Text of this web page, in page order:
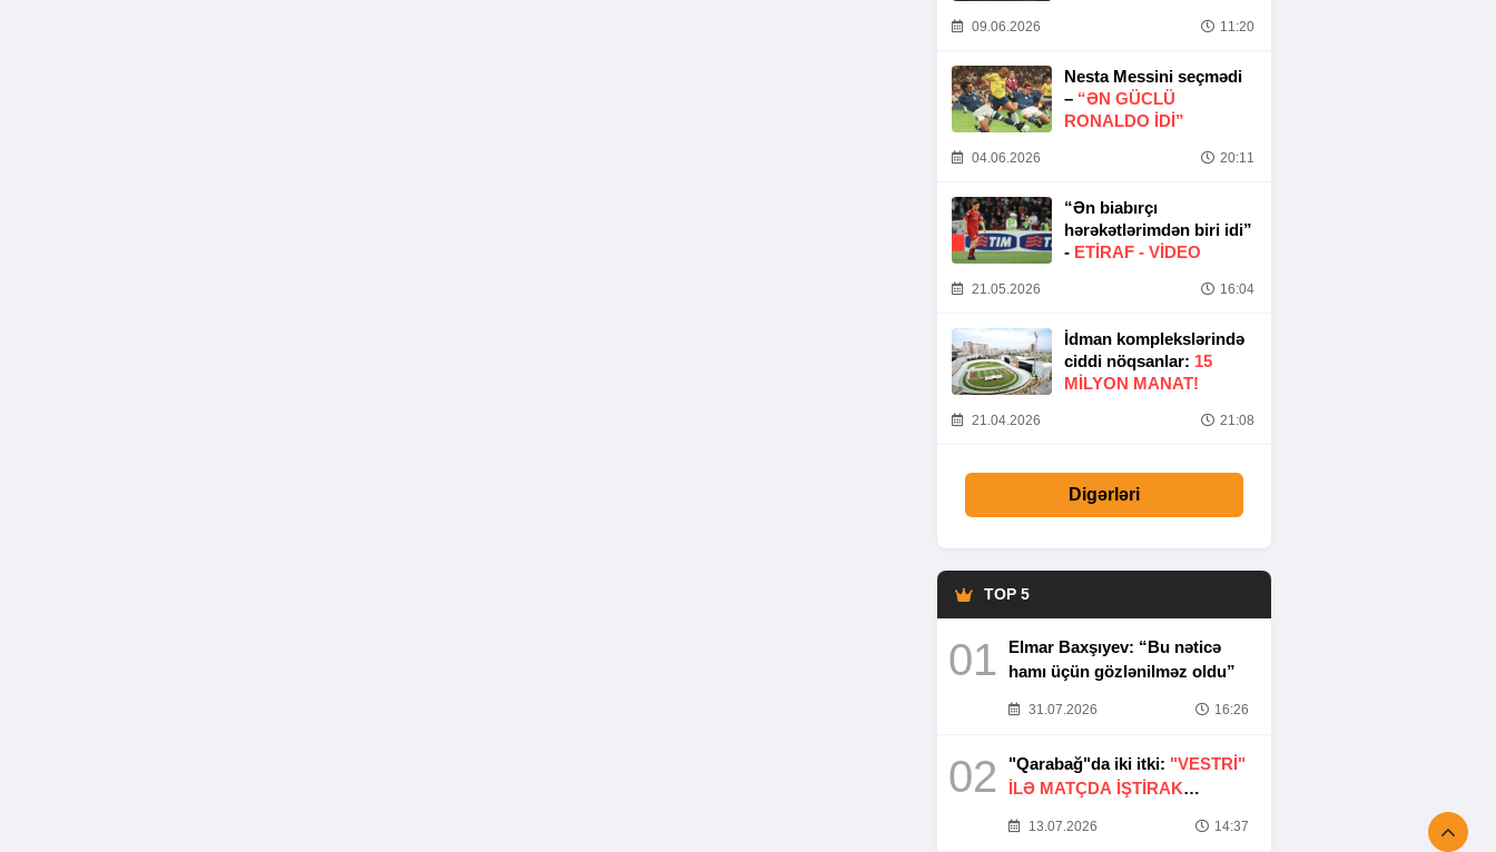
09.06.2026 11:20
Nesta Messini seçmədi
– “ƏN GÜCLÜ
RONALDO IDI”
04.06.2026 20:11
“Ən biabırçı
hərəkətlərimdən biri idi”
- ETIRAF - VİDEO
21.05.2026 16:04
İdman komplekslərində
ciddi nöqsanlar: 15
MILYON MANAT!
21.04.2026 21:08
Digərləri
TOP 5
01
Elmar Baxşıyev: “Bu nəticə
hamı üçün gözlənilməz oldu”
31.07.2026 16:26
02 "Qarabağ"da iki itki: "VESTRİ"
İLƏ MATÇDA İŞTİRAK
13.07.2026 14:37